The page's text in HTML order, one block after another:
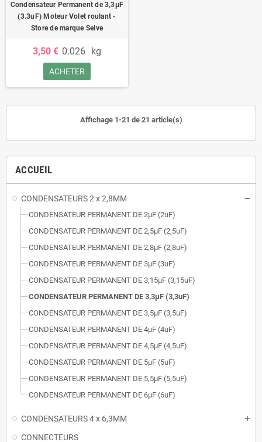
ACCUEIL
CONDENSATEURS 2 x 2,8MM
CONDENSATEUR PERMANENT DE 2μF (2uF)
CONDENSATEUR PERMANENT DE 2,5μF (2,5uF)
CONDENSATEUR PERMANENT DE 2,8μF (2,8uF)
CONDENSATEUR PERMANENT DE 3μF (3uF)
CONDENSATEUR PERMANENT DE 3,15μF (3,15uF)
CONDENSATEUR PERMANENT DE 3,3μF (3,3uF)
CONDENSATEUR PERMANENT DE 3,5μF (3,5uF)
CONDENSATEUR PERMANENT DE 4μF (4uF)
CONDENSATEUR PERMANENT DE 4,5μF (4,5uF)
CONDENSATEUR PERMANENT DE 5μF (5uF)
CONDENSATEUR PERMANENT DE 5,5μF (5,5uF)
CONDENSATEUR PERMANENT DE 6μF (6uF)
CONDENSATEURS 4 x 6,3MM
CONNECTEURS
Condensateur Permanent de 3,3μF
(3.3uF) Moteur Volet roulant -
Store de marque Selve
3,50 € 0.026 kg
ACHETER
Affichage 1-21 de 21 article(s)